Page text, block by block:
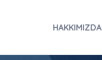
HAKKIMIZDA